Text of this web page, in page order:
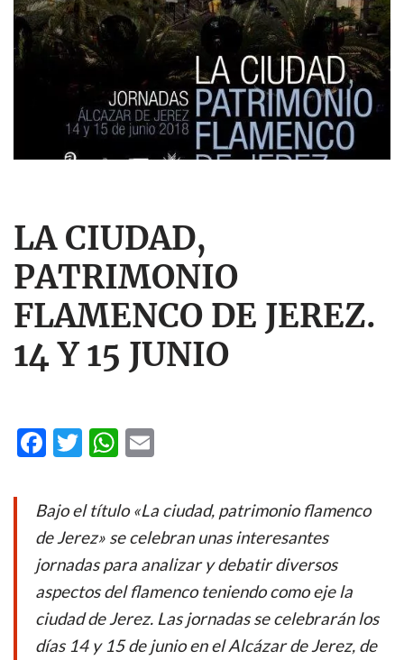
LA CIUDAD,
PATRIMONIO
FLAMENCO DE JEREZ.
14 Y 15 JUNIO
F
e
b
o
o
k
T
itt
er
W
at
s
A
p
p
ail
Bajo el título «La ciudad, patrimonio flamenco
de Jerez» se celebran unas interesantes
jornadas para analizar y debatir diversos
aspectos del flamenco teniendo como eje la
ciudad de Jerez. Las jornadas se celebrarán los
días 14 y 15 de junio en el Alcázar de Jerez, de